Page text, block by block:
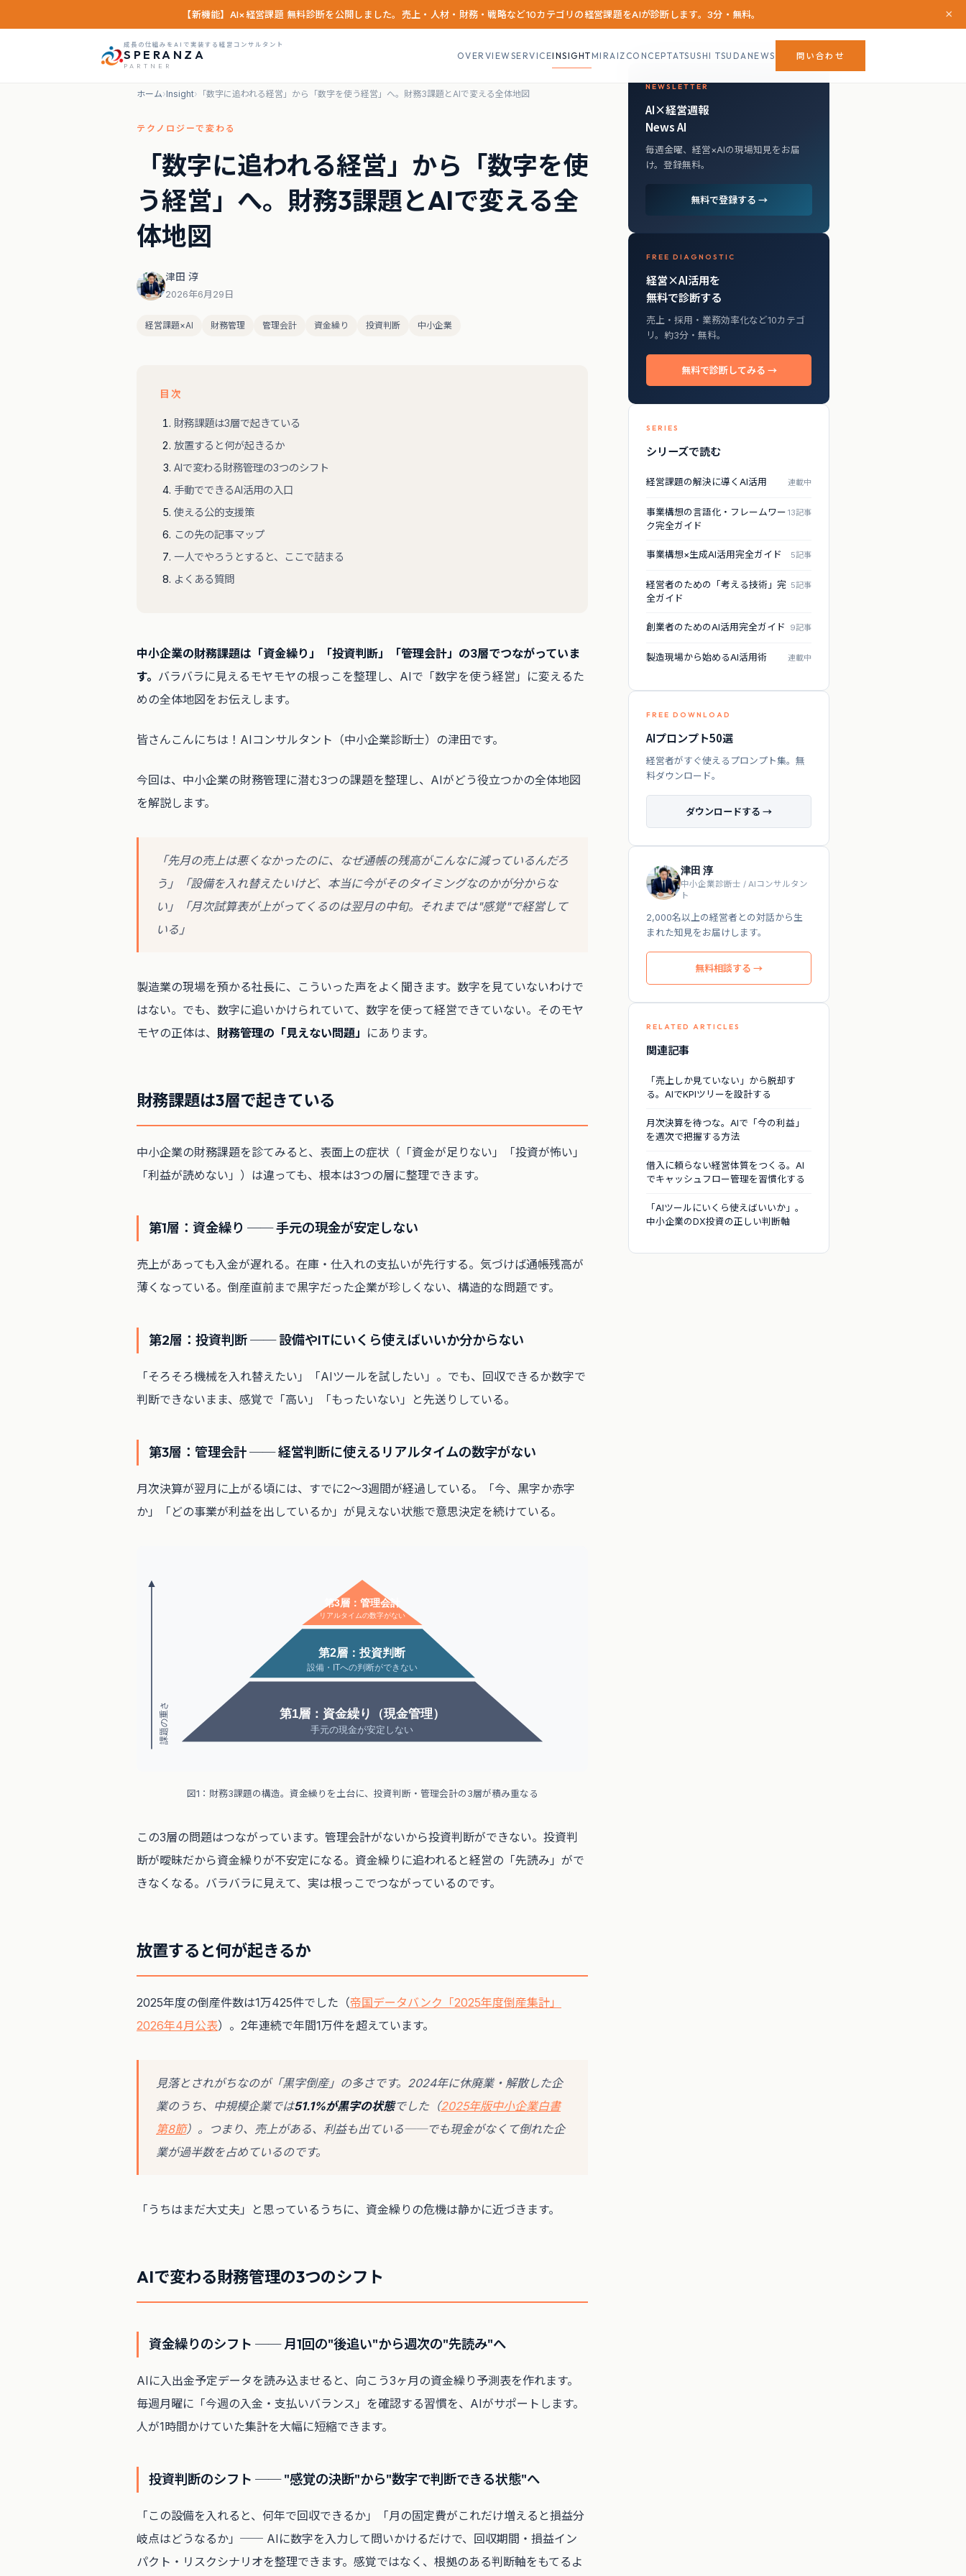
【新機能】AI×経営課題 無料診断を公開しました。売上・人材・財務・戦略など10カテゴリの経営課題をAIが診断します。3分・無料。 ×
成長の仕組みをAIで実装する経営コンサルタント
SPERANZA
PARTNER
OVERVIEWSERVICEINSIGHT MIRAIZCONCEPTATSUSHI TSUDA NEWS 問い合わせ
ホーム›Insight› 「数字に追われる経営」から「数字を使う経営」へ。財務3課題とAIで変える全体地図
テクノロジーで変わる
「数字に追われる経営」から「数字を使
う経営」へ。財務3課題とAIで変える全
体地図
津田 淳
2026年6月29日
経営課題×AI 財務管理 管理会計 資金繰り 投資判断 中小企業
目次
財務課題は3層で起きている
放置すると何が起きるか
AIで変わる財務管理の3つのシフト
手動でできるAI活用の入口
使える公的支援策
この先の記事マップ
一人でやろうとすると、ここで詰まる
よくある質問
中小企業の財務課題は「資金繰り」「投資判断」「管理会計」の3層でつながっていま
す。 バラバラに見えるモヤモヤの根っこを整理し、AIで「数字を使う経営」に変えるた
めの全体地図をお伝えします。
皆さんこんにちは！AIコンサルタント（中小企業診断士）の津田です。
今回は、中小企業の財務管理に潜む3つの課題を整理し、AIがどう役立つかの全体地図
を解説します。
「先月の売上は悪くなかったのに、なぜ通帳の残高がこんなに減っているんだろ
う」「設備を入れ替えたいけど、本当に今がそのタイミングなのかが分からな
い」「月次試算表が上がってくるのは翌月の中旬。それまでは"感覚"で経営して
いる」
製造業の現場を預かる社長に、こういった声をよく聞きます。数字を見ていないわけで
はない。でも、数字に追いかけられていて、数字を使って経営できていない。そのモヤ
モヤの正体は、 財務管理の「見えない問題」 にあります。
財務課題は3層で起きている
中小企業の財務課題を診てみると、表面上の症状（「資金が足りない」「投資が怖い」
「利益が読めない」）は違っても、根本は3つの層に整理できます。
第1層：資金繰り ── 手元の現金が安定しない
売上があっても入金が遅れる。在庫・仕入れの支払いが先行する。気づけば通帳残高が
薄くなっている。倒産直前まで黒字だった企業が珍しくない、構造的な問題です。
第2層：投資判断 ── 設備やITにいくら使えばいいか分からない
「そろそろ機械を入れ替えたい」「AIツールを試したい」。でも、回収できるか数字で
判断できないまま、感覚で「高い」「もったいない」と先送りしている。
第3層：管理会計 ── 経営判断に使えるリアルタイムの数字がない
月次決算が翌月に上がる頃には、すでに2〜3週間が経過している。「今、黒字か赤字
か」「どの事業が利益を出しているか」が見えない状態で意思決定を続けている。
第1層：資金繰り（現金管理）
手元の現金が安定しない
第2層：投資判断
設備・ITへの判断ができない
第3層：管理会計
リアルタイムの数字がない
課題の重さ
図1：財務3課題の構造。資金繰りを土台に、投資判断・管理会計の3層が積み重なる
この3層の問題はつながっています。管理会計がないから投資判断ができない。投資判
断が曖昧だから資金繰りが不安定になる。資金繰りに追われると経営の「先読み」がで
きなくなる。バラバラに見えて、実は根っこでつながっているのです。
放置すると何が起きるか
2025年度の倒産件数は1万425件でした（帝国データバンク「2025年度倒産集計」
2026年4月公表）。2年連続で年間1万件を超えています。
見落とされがちなのが「黒字倒産」の多さです。2024年に休廃業・解散した企
業のうち、中規模企業では51.1%が黒字の状態でした（2025年版中小企業白書
第8節）。つまり、売上がある、利益も出ている──でも現金がなくて倒れた企
業が過半数を占めているのです。
「うちはまだ大丈夫」と思っているうちに、資金繰りの危機は静かに近づきます。
AIで変わる財務管理の3つのシフト
資金繰りのシフト ── 月1回の"後追い"から週次の"先読み"へ
AIに入出金予定データを読み込ませると、向こう3ヶ月の資金繰り予測表を作れます。
毎週月曜に「今週の入金・支払いバランス」を確認する習慣を、AIがサポートします。
人が1時間かけていた集計を大幅に短縮できます。
投資判断のシフト ── "感覚の決断"から"数字で判断できる状態"へ
「この設備を入れると、何年で回収できるか」「月の固定費がこれだけ増えると損益分
岐点はどうなるか」── AIに数字を入力して問いかけるだけで、回収期間・損益イン
パクト・リスクシナリオを整理できます。感覚ではなく、根拠のある判断軸をもてるよ
NEWSLETTER
AI×経営週報
News AI
毎週金曜、経営×AIの現場知見をお届
け。登録無料。
無料で登録する →
FREE DIAGNOSTIC
経営×AI活用を
無料で診断する
売上・採用・業務効率化など10カテゴ
リ。約3分・無料。
無料で診断してみる →
SERIES
シリーズで読む
経営課題の解決に導くAI活用 連載中
事業構想の言語化・フレームワー
ク完全ガイド
13記事
事業構想×生成AI活用完全ガイド 5記事
経営者のための「考える技術」完
全ガイド
5記事
創業者のためのAI活用完全ガイド 9記事
製造現場から始めるAI活用術 連載中
FREE DOWNLOAD
AIプロンプト50選
経営者がすぐ使えるプロンプト集。無
料ダウンロード。
ダウンロードする →
津田 淳
中小企業診断士 / AIコンサルタン
ト
2,000名以上の経営者との対話から生
まれた知見をお届けします。
無料相談する →
RELATED ARTICLES
関連記事
「売上しか見ていない」から脱却す
る。AIでKPIツリーを設計する
月次決算を待つな。AIで「今の利益」
を週次で把握する方法
借入に頼らない経営体質をつくる。AI
でキャッシュフロー管理を習慣化する
「AIツールにいくら使えばいいか」。
中小企業のDX投資の正しい判断軸